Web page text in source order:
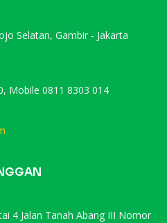
Selatan, Gambir - Jakarta
Mobile 0811 8303 014
4 Jalan Tanah Abang III Nomor